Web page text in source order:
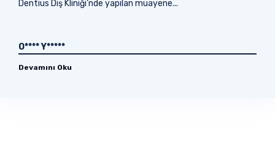
Dentius Diş Kliniği’nde yapılan muayene...
O**** Y*****
Devamını Oku